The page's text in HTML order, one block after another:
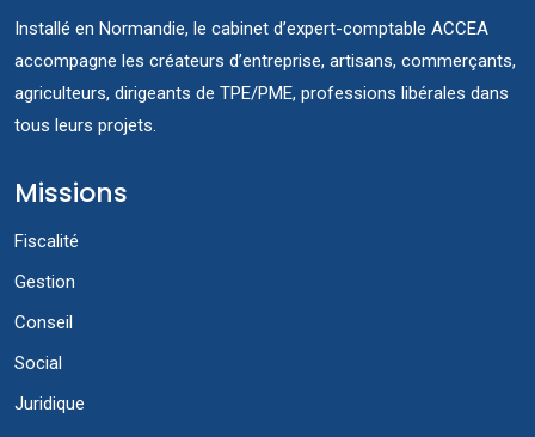
Installé en Normandie, le cabinet d’expert-comptable ACCEA
accompagne les créateurs d’entreprise, artisans, commerçants,
agriculteurs, dirigeants de TPE/PME, professions libérales dans
tous leurs projets.
Missions
Fiscalité
Gestion
Conseil
Social
Juridique